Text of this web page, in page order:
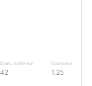
Diam. extérieur
42
Epaisseur
1.25